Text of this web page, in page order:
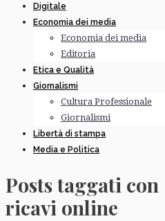
Digitale
Economia dei media
Economia dei media
Editoria
Etica e Qualità
Giornalismi
Cultura Professionale
Giornalismi
Libertà di stampa
Media e Politica
Posts taggati con
ricavi online